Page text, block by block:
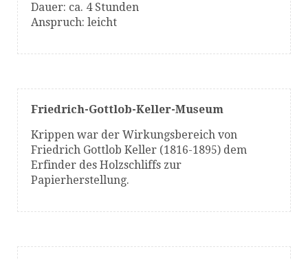
Dauer: ca. 4 Stunden
Anspruch: leicht
Friedrich-Gottlob-Keller-Museum
Krippen war der Wirkungsbereich von
Friedrich Gottlob Keller (1816-1895) dem
Erfinder des Holzschliffs zur
Papierherstellung.